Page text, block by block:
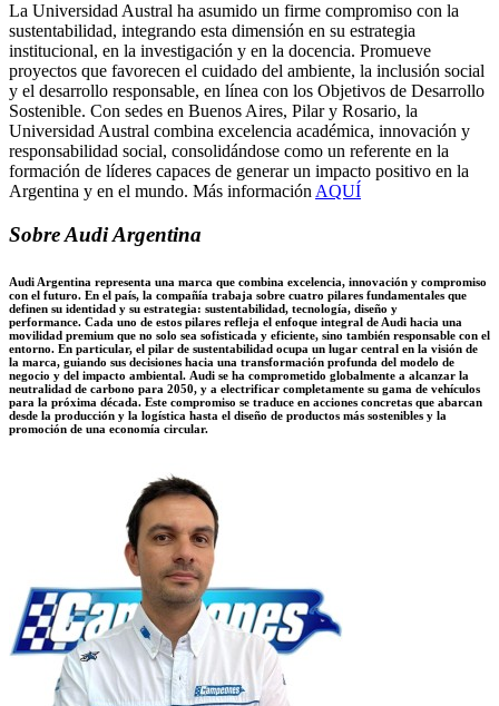
La Universidad Austral ha asumido un firme compromiso con la
sustentabilidad, integrando esta dimensión en su estrategia
institucional, en la investigación y en la docencia. Promueve
proyectos que favorecen el cuidado del ambiente, la inclusión social
y el desarrollo responsable, en línea con los Objetivos de Desarrollo
Sostenible. Con sedes en Buenos Aires, Pilar y Rosario, la
Universidad Austral combina excelencia académica, innovación y
responsabilidad social, consolidándose como un referente en la
formación de líderes capaces de generar un impacto positivo en la
Argentina y en el mundo. Más información AQUÍ
Sobre Audi Argentina
Audi Argentina representa una marca que combina excelencia, innovación y compromiso
con el futuro. En el país, la compañía trabaja sobre cuatro pilares fundamentales que
definen su identidad y su estrategia: sustentabilidad, tecnología, diseño y
performance. Cada uno de estos pilares refleja el enfoque integral de Audi hacia una
movilidad premium que no solo sea sofisticada y eficiente, sino también responsable con el
entorno. En particular, el pilar de sustentabilidad ocupa un lugar central en la visión de
la marca, guiando sus decisiones hacia una transformación profunda del modelo de
negocio y del impacto ambiental. Audi se ha comprometido globalmente a alcanzar la
neutralidad de carbono para 2050, y a electrificar completamente su gama de vehículos
para la próxima década. Este compromiso se traduce en acciones concretas que abarcan
desde la producción y la logística hasta el diseño de productos más sostenibles y la
promoción de una economía circular.